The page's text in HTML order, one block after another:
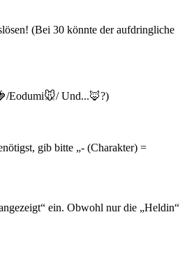
(Bei 30 könnte der aufdringliche
Eodumi🐭/ Und...🦊?)
gib bitte „- (Charakter) =
ein. Obwohl nur die „Heldin“